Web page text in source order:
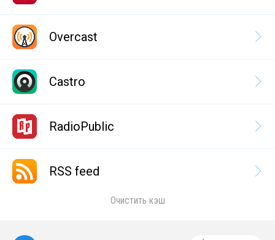
Overcast
Castro
RadioPublic
RSS feed
Очистить кэш